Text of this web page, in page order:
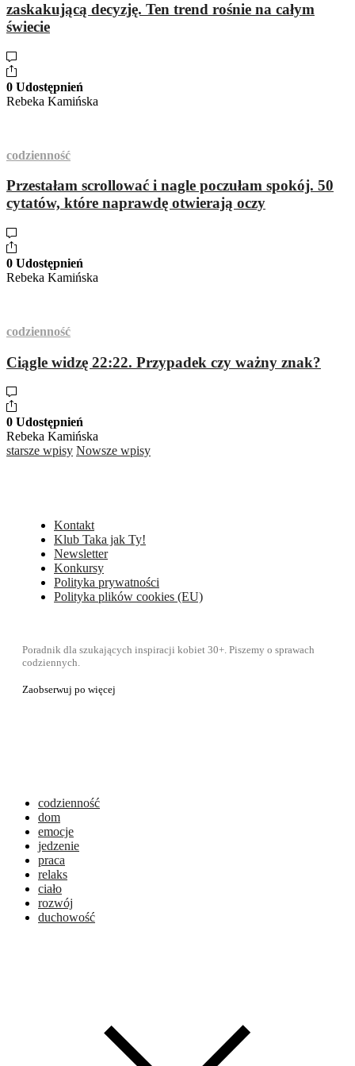
zaskakującą decyzję. Ten trend rośnie na całym
świecie
0 Udostępnień
Rebeka Kamińska
codzienność
Przestałam scrollować i nagle poczułam spokój. 50
cytatów, które naprawdę otwierają oczy
0 Udostępnień
Rebeka Kamińska
codzienność
Ciągle widzę 22:22. Przypadek czy ważny znak?
0 Udostępnień
Rebeka Kamińska
starsze wpisy Nowsze wpisy
Kontakt
Klub Taka jak Ty!
Newsletter
Konkursy
Polityka prywatności
Polityka plików cookies (EU)
Poradnik dla szukających inspiracji kobiet 30+. Piszemy o sprawach
codziennych.
Zaobserwuj po więcej
codzienność
dom
emocje
jedzenie
praca
relaks
ciało
rozwój
duchowość